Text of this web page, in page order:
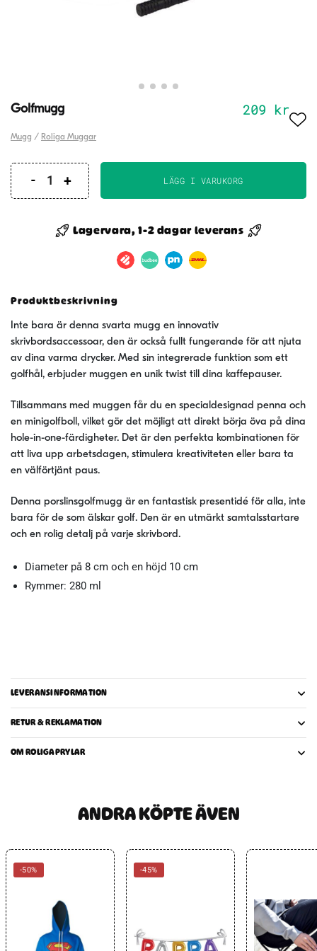
Golfmugg 209 kr
Mugg / Roliga Muggar
Golfmugg
LÄGG I VARUKORG
Lagervara, 1-2 dagar leverans
Produktbeskrivning
Inte bara är denna svarta mugg en innovativ
skrivbordsaccessoar, den är också fullt fungerande för att njuta
av dina varma drycker. Med sin integrerade funktion som ett
golfhål, erbjuder muggen en unik twist till dina kaffepauser.
Tillsammans med muggen får du en specialdesignad penna och
en minigolfboll, vilket gör det möjligt att direkt börja öva på dina
hole-in-one-färdigheter. Det är den perfekta kombinationen för
att liva upp arbetsdagen, stimulera kreativiteten eller bara ta
en välförtjänt paus.
Denna porslinsgolfmugg är en fantastisk presentidé för alla, inte
bara för de som älskar golf. Den är en utmärkt samtalsstartare
och en rolig detalj på varje skrivbord.
Diameter på 8 cm och en höjd 10 cm
Rymmer: 280 ml
LEVERANSINFORMATION
RETUR & REKLAMATION
OM ROLIGAPRYLAR
ANDRA KÖPTE ÄVEN
-50% -45%